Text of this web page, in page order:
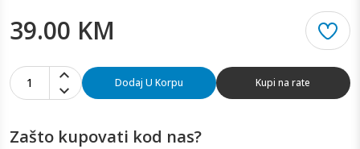
39.00 KM
1 Dodaj U Korpu Kupi na rate
Zašto kupovati kod nas?